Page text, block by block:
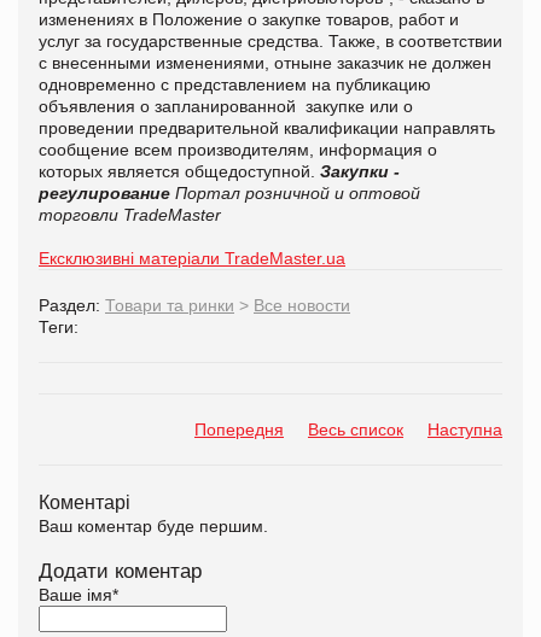
изменениях в Положение о закупке товаров, работ и
услуг за государственные средства. Также, в соответствии
с внесенными изменениями, отныне заказчик не должен
одновременно с представлением на публикацию
объявления о запланированной закупке или о
проведении предварительной квалификации направлять
сообщение всем производителям, информация о
которых является общедоступной. Закупки -
регулирование Портал розничной и оптовой
торговли TradeMaster
Ексклюзивні матеріали TradeMaster.ua
Раздел: Товари та ринки > Все новости
Теги:
Попередня Весь список Наступна
Коментарі
Ваш коментар буде першим.
Додати коментар
Ваше імя*